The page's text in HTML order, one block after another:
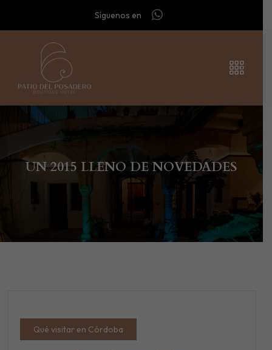
Síguenos en
UN 2015 LLENO DE NOVEDADES
Qué visitar en Córdoba